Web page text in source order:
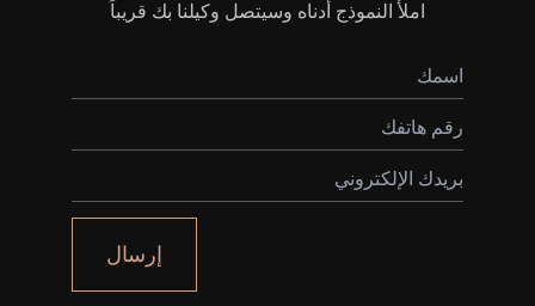
إيجار
املأ النموذج أدناه وسيتصل وكيلنا بك قريباً
إرسال